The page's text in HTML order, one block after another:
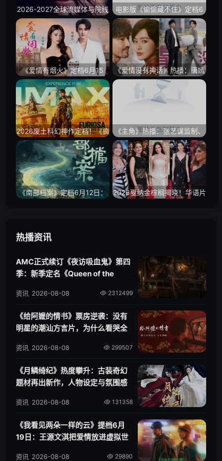
2026-2027全球流媒体与院线
大盘前瞻：恐怖大师温子仁惊
悚新片曝光与网飞硬核太空科
幻定档
电影版《偷偷藏不住》定档6
月12日：毕业季的暗恋故事，
又要回到大银幕
《爱情有烟火》定档6月15
日：檀健次王楚然把都市爱情
拉回柴米油盐
《爱情没有神话》热播：唐嫣
赵又廷把成年人的爱情拍得更
清醒了
2026废土科幻神作定档！《疯
狂的麦克斯：荒原》（暂译）
全新预告爆破全网，硬核美学
再度震撼回归
《主角》热播：张艺谋监制、
王菲献唱，把秦腔故事唱进观
众心里
《南部档案》定档6月12日：
2026戛纳金棕榈揭晓！华语片
热播资讯
AMC正式续订《夜访吸血鬼》第四
季：新季定名《Queen of the
2312499
资讯 2026-08-08
《给阿嬷的情书》票房逆袭：没有
明星的潮汕方言片，为什么看哭全
299507
资讯 2026-08-08
《月鳞绮纪》热度攀升：古装奇幻
题材再出新作，人物设定与氛围感
131358
资讯 2026-08-08
《我看见两朵一样的云》提档6月
19日：王源文淇把爱情放进虚拟世
29890
资讯 2026-08-08